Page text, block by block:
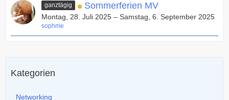
ganztägig Sommerferien MV
Montag, 28. Juli 2025 – Samstag, 6. September 2025
sophme
Kategorien
Networking